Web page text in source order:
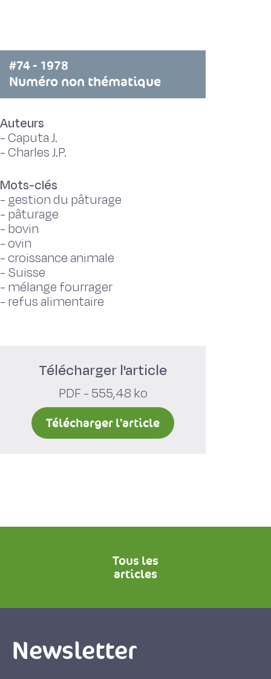
#74 - 1978
Numéro non thématique
Auteurs
-Caputa J.
-Charles J.P.
Mots-clés
- gestion du pâturage
- pâturage
- bovin
-ovin
-croissance animale
- Suisse
- mélange fourrager
- refus alimentaire
Télécharger l'article
PDF - 555,48 ko
Télécharger l'article
Tous les
articles
Newsletter